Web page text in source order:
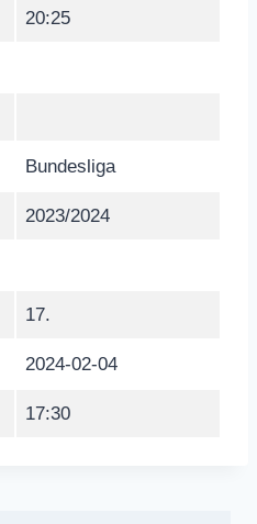
20:25
Bundesliga
2023/2024
17.
2024-02-04
17:30